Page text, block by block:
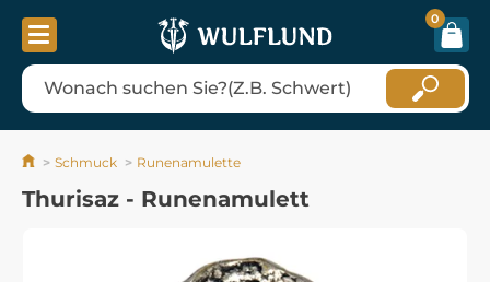
0
Schmuck Runenamulette
Thurisaz - Runenamulett